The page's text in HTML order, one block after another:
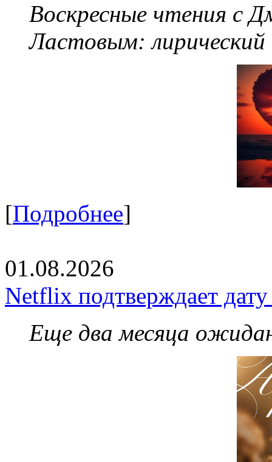
Воскресные чтения с
Ластовым:
[Подробнее]
01.08.2026
Netflix подтверждает
Еще два месяца